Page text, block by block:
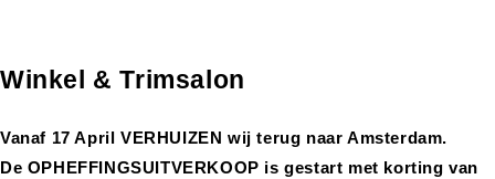
Winkel & Trimsalon
Vanaf 17 April VERHUIZEN wij terug naar Amsterdam.
De OPHEFFINGSUITVERKOOP is gestart met korting van